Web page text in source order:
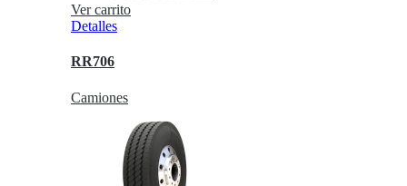
Ver carrito
Detalles
RR706
Camiones